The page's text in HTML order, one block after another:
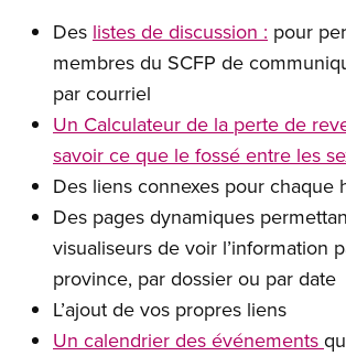
Des listes de discussion : pour
membres du SCFP de
par courriel
Un Calculateur de la perte de
savoir ce que le fossé entre les
Des liens connexes pour chaque
Des pages dynamiques
visualiseurs de voir l’information
province, par dossier ou par date
L’ajout de vos propres liens
Un calendrier des événements